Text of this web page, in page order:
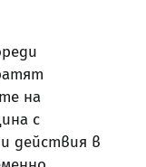
на
с
действия в